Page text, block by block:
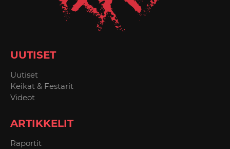
UUTISET
Uutiset
Keikat & Festarit
Videot
ARTIKKELIT
Raportit